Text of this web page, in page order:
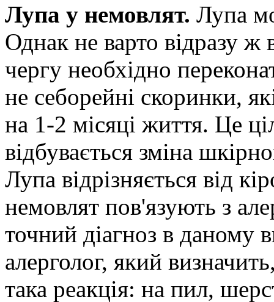
Лупа у немовлят. Лупа
Однак не варто відразу
чергу необхідно
не себорейні скоринки,
на 1-2 місяці життя. Це
відбувається зміна
Лупа відрізняється від
немовлят пов'язують з
точний діагноз в даному
алерголог, який
така реакція: на пил,